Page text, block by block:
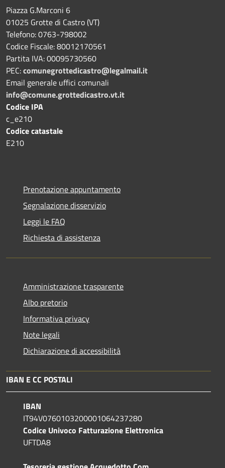
Piazza G.Marconi 6
01025 Grotte di Castro (VT)
Telefono: 0763-798002
Codice Fiscale: 80012170561
Partita IVA: 00095730560
PEC:comunegrottedicastro@legalmail.it
Email generale uffici comunali
info@comune.grottedicastro.vt.it
Codice IPA
c_e210
Codice catastale
E210
Prenotazione appuntamento
Segnalazione disservizio
Leggi le FAQ
Richiesta di assistenza
Amministrazione trasparente
Albo pretorio
Informativa privacy
Note legali
Dichiarazione di accessibilità
IBAN E CC POSTALI
IBAN
IT94V0760103200001064237280
Codice Univoco Fatturazione Elettronica
UFTDA8